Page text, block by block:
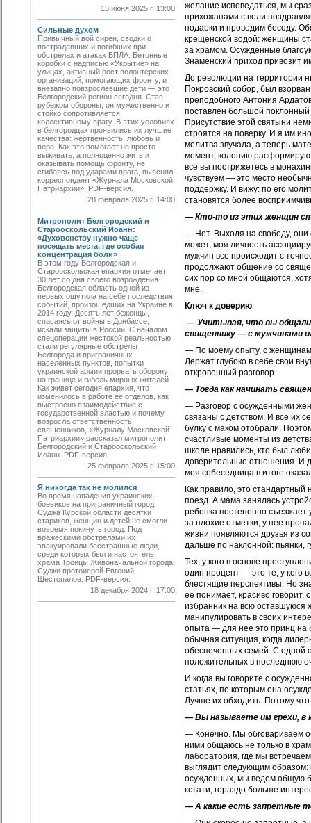
13 июня 2025 г. 13:00
Сильные духом
Привычный вой сирен, сводки о
пострадавших и погибших при
обстрелах и атаках БПЛА. Бетонные
коробки с надписью «Укрытие» на
улицах, активный рост волонтерских
организаций, помогающих фронту, и
внезапно повзрослевшие дети — это
Белгородский регион сегодня. Став
рубежом обороны, он мужественно и
стойко сопротивляется
коллективному врагу. В этих условиях
в белгородцах проявились их лучшие
качества: жертвенность, любовь и
вера. Как это помогает не просто
выживать, а полноценно жить и
оказывать помощь фронту, не
сгибаясь под ударами врага, выяснял
корреспондент «Журнала Московской
Патриархии». PDF-версия.
28 февраля 2025 г. 14:00
Митрополит Белгородский и
Старооскольский Иоанн:
«Духовенству нужно чаще
посещать места, где особая
концентрация боли»
В этом году Белгородская и
Старооскольская епархия отмечает
30 лет со дня своего возрождения.
Белгородская область одной из
первых ощутила на себе последствия
событий, произошедших на Украине в
2014 году. Десять лет беженцы,
спасаясь от войны в Донбассе,
искали защиты в России. С началом
спецоперации жестокой реальностью
стали регулярные обстрелы
Белгорода и приграничных
населенных пунктов, попытки
украинской армии прорвать оборону
на границе и гибель мирных жителей.
Как живет сегодня епархия, что
изменилось в работе ее отделов, как
выстроено взаимодействие с
государственной властью и почему
возросла ответственность
священников, «Журналу Московской
Патриархии» рассказал митрополит
Белгородский и Старооскольский
Иоанн. PDF-версия.
25 февраля 2025 г. 15:00
Я никогда так не молился
Во время нападения украинских
боевиков на приграничный город
Суджа Курской области десятки
стариков, женщин и детей не смогли
вовремя покинуть город. Под
вражескими обстрелами их
эвакуировали бесстрашные люди,
среди которых был и настоятель
храма ­Троицы Живоначальной города
Суджи протоиерей ­Евгений
Шестопалов. PDF-версия.
18 декабря 2024 г. 17:00
желание исповедаться, мы
прихожанами с воли
подарки и проводим беседу.
крещенской водой: женщины
за храмом. Осужденные
Знаменский приход привозит
До революции на территории
Покровский собор, был
преподобного Антония
поставлен большой поклонный
Присутствие этой святыни
строятся на поверку. И я им
молитва звучала, а теперь
момент, колонию
все вы пострижетесь в
чувствуем — это место
поддержку. И вижу: по его
становятся более
— Кто-то из этих женщин
— Нет. Выходя на свободу, они
может, моя личность
мужчин все происходит с
продолжают общение со
сих пор со мной общаются,
мне.
Ключ к доверию
— Учитывая, что вы
священнику — с мужчинами
— По моему опыту, с
Держат глубоко в себе свои
откровенный разговор.
— Тогда как начинать
— Разговор с осужденными
связаны с детством. И все их
булку с маком отобрали.
счастливые моменты из
школе нравились, кто был
доверительные отношения. И
моя собеседница в итоге
Как правило, это
поезд. А мама занялась
ребенка постепенно съезжает
за плохие отметки, у нее
жизни появляются друзья из
дальше по наклонной: пьянки,
Тех, у кого в основе
один процент — это те, у кого
блестящие перспективы. Но
ее понимает, красиво
избранник на всю оставшуюся
манипулировать в своих
опыта — для нее это принц на
обычная ситуация, когда
обеспеченных семей. С одной
положительных в последнюю
И когда вы говорите с
статьях, по которым она
Лучше их обходить. Потому
— Вы называете им грехи, в
— Конечно. Мы обговариваем
ними общаюсь не только в
лаборатория, где мы
выглядит следующим образом:
осужденных, мы ведем общую
кстати, гораздо больше
— А какие есть запретные